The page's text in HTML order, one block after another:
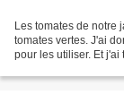
Les tomates de notre
tomates vertes. J'ai
pour les utiliser. Et j'ai